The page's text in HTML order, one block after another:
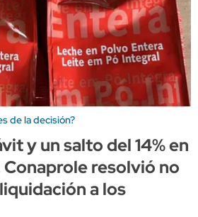
de la decisión?
y un salto del 14% en
resolvió no
a los